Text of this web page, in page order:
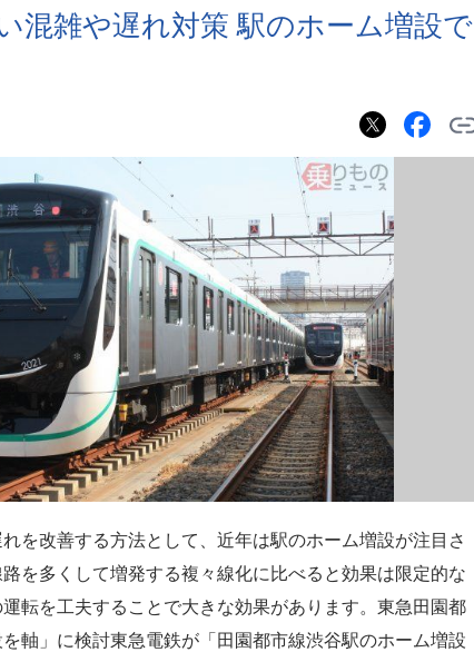
混雑や遅れ対策 駅のホーム増設で
を改善する方法として、近年は駅のホーム増設が注目さ
を多くして増発する複々線化に比べると効果は限定的な
転を工夫することで大きな効果があります。東急田園都
軸」に検討東急電鉄が「田園都市線渋谷駅のホーム増設